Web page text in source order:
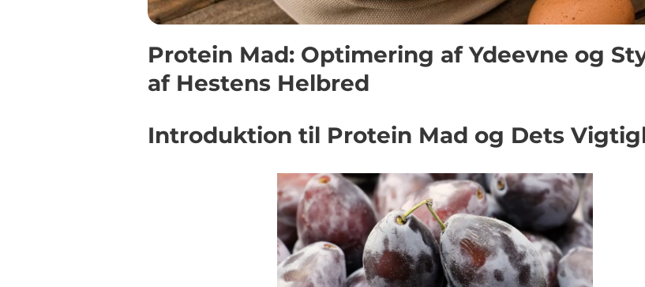
Protein Mad: Optimering af Ydeevne og
af Hestens Helbred
Introduktion til Protein Mad og Dets